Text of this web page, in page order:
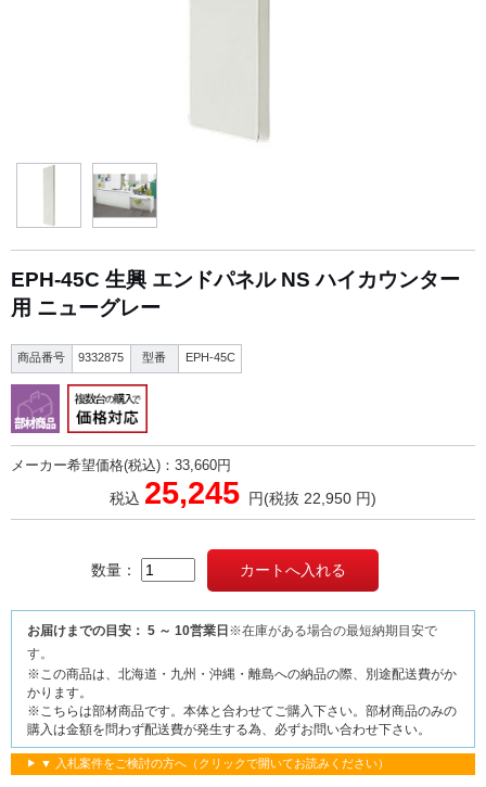
EPH-45C 生興 エンドパネル NS ハイカウンター
用 ニューグレー
商品番号 9332875 型番 EPH-45C
メーカー希望価格(税込)：33,660円
税込 25,245 円(税抜 22,950 円)
数量：
お届けまでの目安： 5 ～ 10営業日※在庫がある場合の最短納期目安で
す。
※この商品は、北海道・九州・沖縄・離島への納品の際、別途配送費がか
かります。
※こちらは部材商品です。本体と合わせてご購入下さい。部材商品のみの
購入は金額を問わず配送費が発生する為、必ずお問い合わせ下さい。
▼ 入札案件をご検討の方へ（クリックで開いてお読みください）